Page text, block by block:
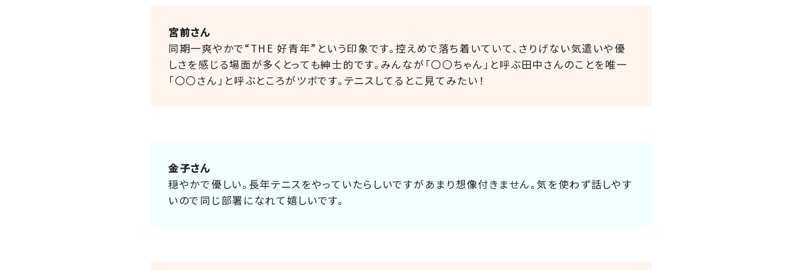
宮前さん
同期一爽やかで“THE 好青年”という印象です。控えめで落ち着いていて、さりげない気遣いや優
しさを感じる場面が多くとっても紳士的です。みんなが「〇〇ちゃん」と呼ぶ田中さんのことを唯一
「〇〇さん」と呼ぶところがツボです。テニスしてるとこ見てみたい！
金子さん
穏やかで優しい。長年テニスをやっていたらしいですがあまり想像付きません。気を使わず話しやす
いので同じ部署になれて嬉しいです。